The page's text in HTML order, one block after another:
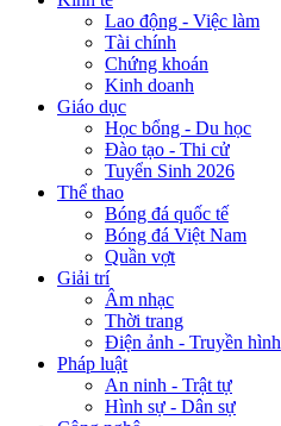
Lao động - Việc làm
Tài chính
Chứng khoán
Kinh doanh
Giáo dục
Học bổng - Du học
Đào tạo - Thi cử
Tuyển Sinh 2026
Thể thao
Bóng đá quốc tế
Bóng đá Việt Nam
Quần vợt
Giải trí
Âm nhạc
Thời trang
Điện ảnh - Truyền hình
Pháp luật
An ninh - Trật tự
Hình sự - Dân sự